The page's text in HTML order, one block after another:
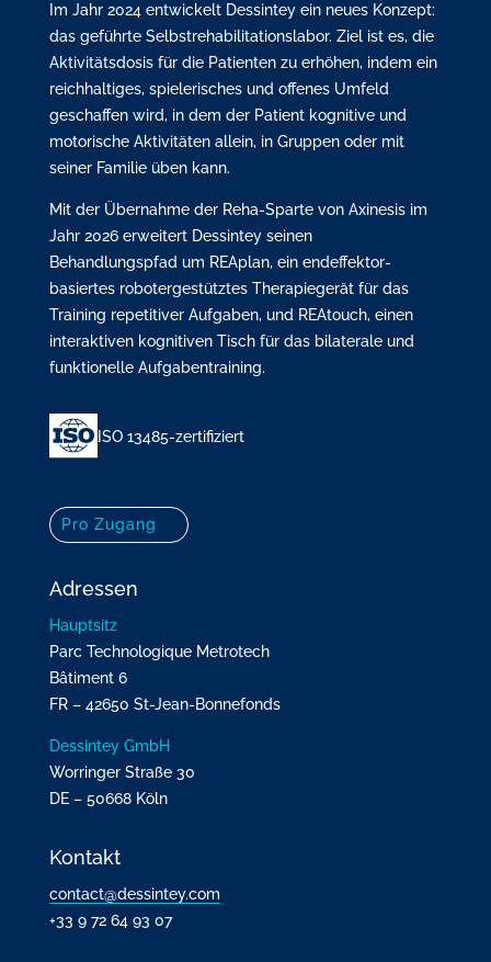
Im Jahr 2024 entwickelt Dessintey ein neues Konzept:
das geführte Selbstrehabilitationslabor. Ziel ist es, die
Aktivitätsdosis für die Patienten zu erhöhen, indem ein
reichhaltiges, spielerisches und offenes Umfeld
geschaffen wird, in dem der Patient kognitive und
motorische Aktivitäten allein, in Gruppen oder mit
seiner Familie üben kann.
Mit der Übernahme der Reha-Sparte von Axinesis im
Jahr 2026 erweitert Dessintey seinen
Behandlungspfad um REAplan, ein endeffektor-
basiertes robotergestütztes Therapiegerät für das
Training repetitiver Aufgaben, und REAtouch, einen
interaktiven kognitiven Tisch für das bilaterale und
funktionelle Aufgabentraining.
ISO 13485-zertifiziert
Pro Zugang
Adressen
Hauptsitz
Parc Technologique Metrotech
Bâtiment 6
FR – 42650 St-Jean-Bonnefonds
Dessintey GmbH
Worringer Straße 30
DE – 50668 Köln
Kontakt
contact@dessintey.com
+33 9 72 64 93 07